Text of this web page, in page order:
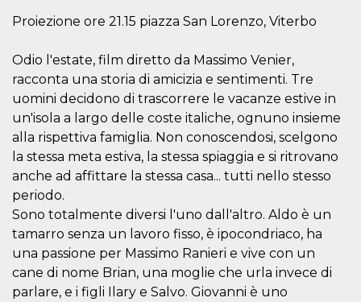
Proiezione ore 21.15 piazza San Lorenzo, Viterbo
Odio l'estate, film diretto da Massimo Venier,
racconta una storia di amicizia e sentimenti. Tre
uomini decidono di trascorrere le vacanze estive in
un'isola a largo delle coste italiche, ognuno insieme
alla rispettiva famiglia. Non conoscendosi, scelgono
la stessa meta estiva, la stessa spiaggia e si ritrovano
anche ad affittare la stessa casa... tutti nello stesso
periodo.
Sono totalmente diversi l'uno dall'altro. Aldo è un
tamarro senza un lavoro fisso, è ipocondriaco, ha
una passione per Massimo Ranieri e vive con un
cane di nome Brian, una moglie che urla invece di
parlare, e i figli Ilary e Salvo. Giovanni è uno
enabled
oooh.events
generated
by
applications
the PHP
language.
This is a
general
purpose
identifier
maintain
is normally a
generated
how it is
used can be
specific to
the site, but